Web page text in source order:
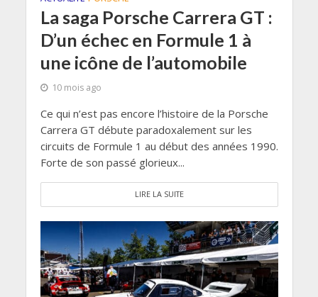
La saga Porsche Carrera GT :
D’un échec en Formule 1 à
une icône de l’automobile
10 mois ago
Ce qui n’est pas encore l’histoire de la Porsche
Carrera GT débute paradoxalement sur les
circuits de Formule 1 au début des années 1990.
Forte de son passé glorieux...
LIRE LA SUITE